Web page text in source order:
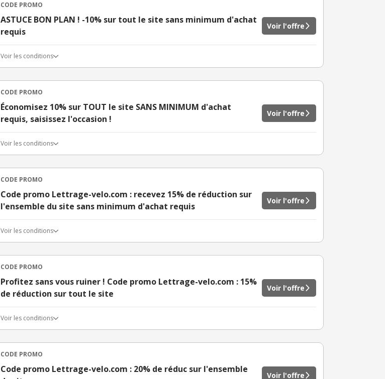
CODE PROMO
ASTUCE BON PLAN ! -10% sur tout le site sans minimum d'achat
requis
Voir l'offre
Voir les conditions
CODE PROMO
Économisez 10% sur TOUT le site SANS MINIMUM d'achat
requis, saisissez l'occasion !
Voir l'offre
Voir les conditions
CODE PROMO
Code promo Lettrage-velo.com : recevez 15% de réduction sur
l'ensemble du site sans minimum d'achat requis
Voir l'offre
Voir les conditions
CODE PROMO
Profitez sans vous ruiner ! Code promo Lettrage-velo.com : 15%
de réduction sur tout le site
Voir l'offre
Voir les conditions
CODE PROMO
Code promo Lettrage-velo.com : 20% de réduc sur l'ensemble
Voir l'offre